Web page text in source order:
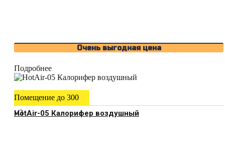
Очень выгодная цена
Подробнее
Помещение до 300
м3
HotAir-05 Калорифер воздушный